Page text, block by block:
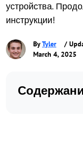
устройства.
инструкции!
ByTyler
/
March 4, 2025